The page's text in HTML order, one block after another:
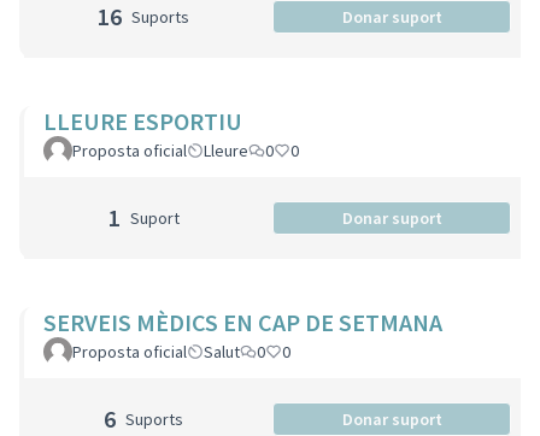
16 Suports Donar suport
LLEURE ESPORTIU
Proposta oficial Lleure 0 0
1 Suport Donar suport
SERVEIS MÈDICS EN CAP DE SETMANA
Proposta oficial Salut 0 0
6 Suports Donar suport